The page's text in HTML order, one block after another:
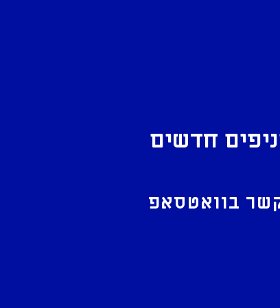
חדשים